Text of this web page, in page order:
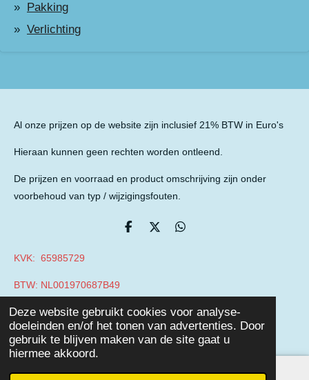
Deze website gebruikt cookies voor analyse-
doeleinden en/of het tonen van advertenties. Door
gebruik te blijven maken van de site gaat u
hiermee akkoord.
Pakking
Verlichting
Al onze prijzen op de website zijn inclusief 21% BTW in Euro's
Hieraan kunnen geen rechten worden ontleend.
De prijzen en voorraad en product omschrijving zijn onder
voorbehoud van typ / wijzigingsfouten.
D
D
D
KVK: 65985729
BTW: NL001970687B49
Powered by JouwWeb